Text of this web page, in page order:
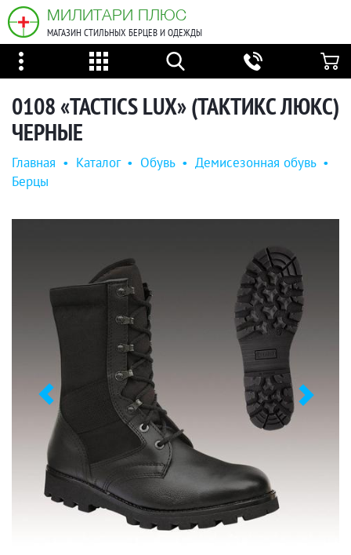
МИЛИТАРИ ПЛЮС
МАГАЗИН СТИЛЬНЫХ БЕРЦЕВ И ОДЕЖДЫ
0108 «TACTICS LUХ» (ТАКТИКС ЛЮКС)
ЧЕРНЫЕ
Главная • Каталог • Обувь • Демисезонная обувь •
Берцы